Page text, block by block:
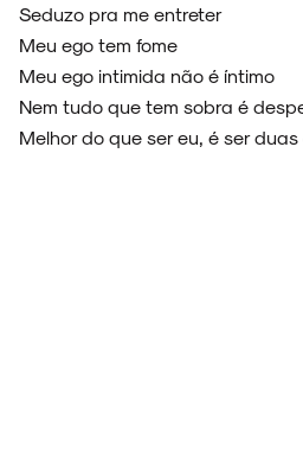
ESPECIAIS
FAIXA A FAIXA
Seduzo pra me entreter
Meu ego tem fome
Meu ego intimida não é íntimo
Nem tudo que tem sobra é
Melhor do que ser eu, é ser duas